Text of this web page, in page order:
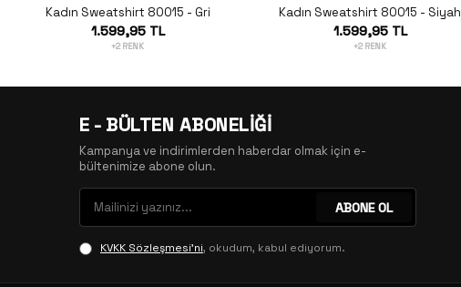
Kadın Sweatshirt 80015 - Gri
1.599,95 TL
+2 RENK
Kadın Sweatshirt 80015 - Siyah
1.599,95 TL
+2 RENK
E - BÜLTEN ABONELİĞİ
Kampanya ve indirimlerden haberdar olmak için e-
bültenimize abone olun.
ABONE OL
KVKK Sözleşmesi'ni, okudum, kabul ediyorum.